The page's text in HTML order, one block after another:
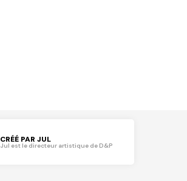
CRÉÉ PAR JUL
Jul est le directeur artistique de D&P